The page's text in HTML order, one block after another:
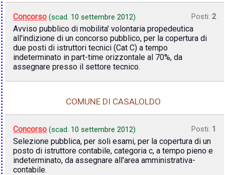
Concorso (scad. 10 settembre 2012) Posti: 2
Avviso pubblico di mobilita' volontaria propedeutica
all'indizione di un concorso pubblico, per la copertura di
due posti di istruttori tecnici (Cat C) a tempo
indeterminato in part-time orizzontale al 70%, da
assegnare presso il settore tecnico.
COMUNE DI CASALOLDO
Concorso (scad. 10 settembre 2012) Posti: 1
Selezione pubblica, per soli esami, per la copertura di un
posto di istruttore contabile, categoria c, a tempo pieno e
indeterminato, da assegnare all'area amministrativa-
contabile.